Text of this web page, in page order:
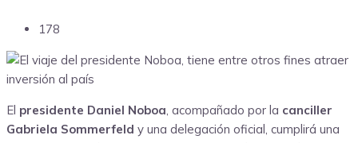
178
El presidente Daniel Noboa, acompañado por la canciller
Gabriela Sommerfeld y una delegación oficial, cumplirá una